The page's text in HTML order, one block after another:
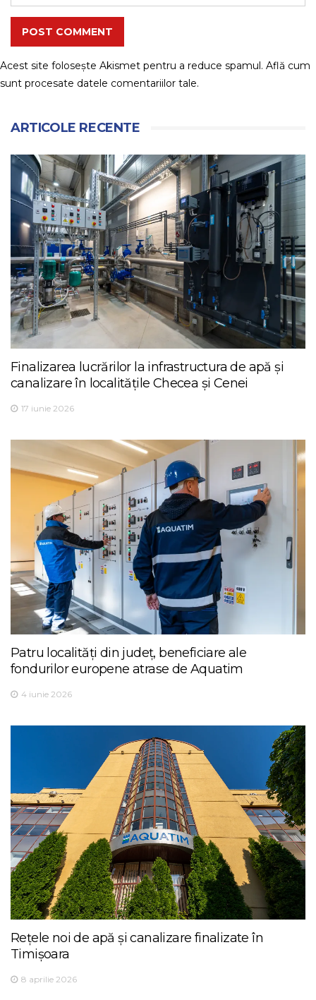
POST COMMENT
Acest site folosește Akismet pentru a reduce spamul. Află cum
sunt procesate datele comentariilor tale.
ARTICOLE RECENTE
Finalizarea lucrărilor la infrastructura de apă și
canalizare în localitățile Checea și Cenei
17 iunie 2026
Patru localități din județ, beneficiare ale
fondurilor europene atrase de Aquatim
4 iunie 2026
Rețele noi de apă și canalizare finalizate în
Timișoara
8 aprilie 2026